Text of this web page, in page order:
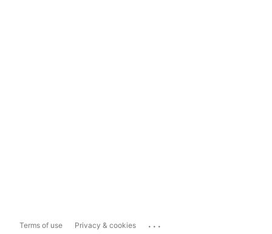
Terms of use Privacy & cookies ...